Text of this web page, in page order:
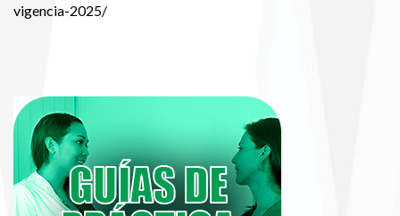
vigencia-2025/